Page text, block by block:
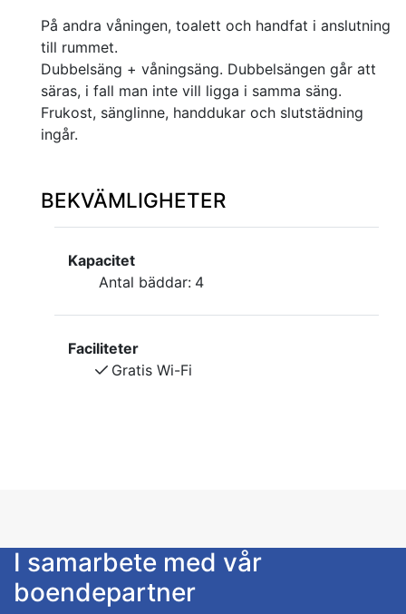
På andra våningen, toalett och handfat i anslutning
till rummet.
Dubbelsäng + våningsäng. Dubbelsängen går att
säras, i fall man inte vill ligga i samma säng.
Frukost, sänglinne, handdukar och slutstädning
ingår.
BEKVÄMLIGHETER
Kapacitet
Antal bäddar: 4
Faciliteter
Gratis Wi-Fi
I samarbete med vår
boendepartner